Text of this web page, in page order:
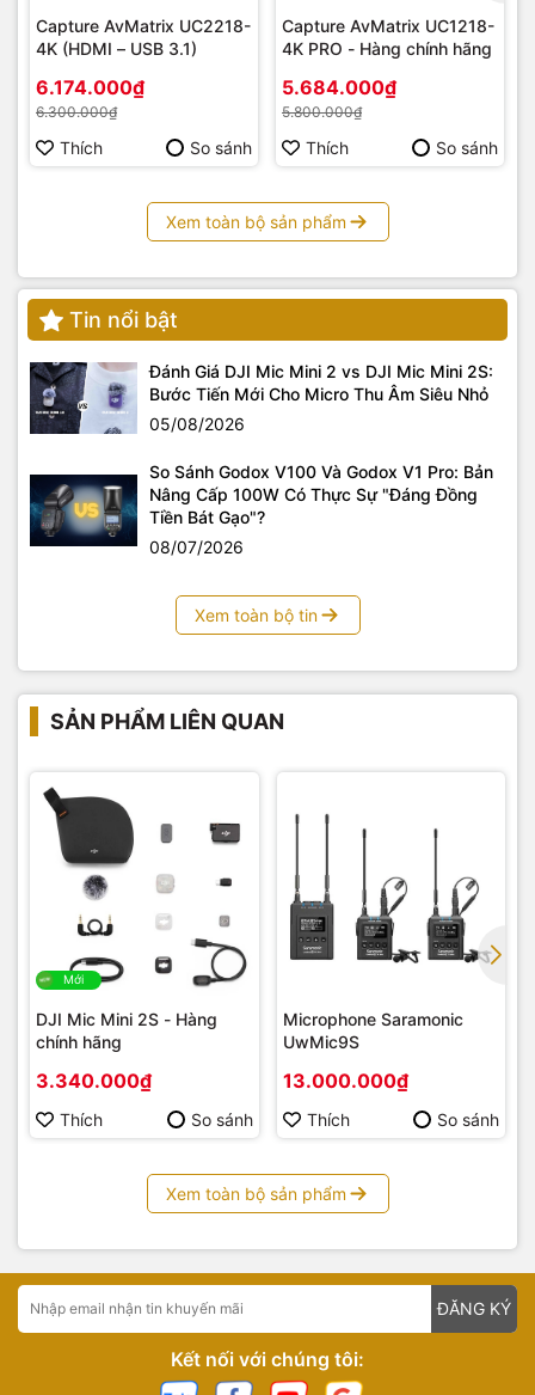
Capture AvMatrix UC2218-
4K (HDMI – USB 3.1)
6.174.000₫
6.300.000₫
Thích So sánh
Capture AvMatrix UC1218-
4K PRO - Hàng chính hãng
5.684.000₫
5.800.000₫
Thích So sánh
Xem toàn bộ sản phẩm
Tin nổi bật
Đánh Giá DJI Mic Mini 2 vs DJI Mic Mini 2S:
Bước Tiến Mới Cho Micro Thu Âm Siêu Nhỏ
05/08/2026
So Sánh Godox V100 Và Godox V1 Pro: Bản
Nâng Cấp 100W Có Thực Sự "Đáng Đồng
Tiền Bát Gạo"?
08/07/2026
Xem toàn bộ tin
SẢN PHẨM LIÊN QUAN
Mới
DJI Mic Mini 2S - Hàng
chính hãng
3.340.000₫
Thích So sánh
Microphone Saramonic
UwMic9S
13.000.000₫
Thích So sánh
Xem toàn bộ sản phẩm
ĐĂNG KÝ
Kết nối với chúng tôi: